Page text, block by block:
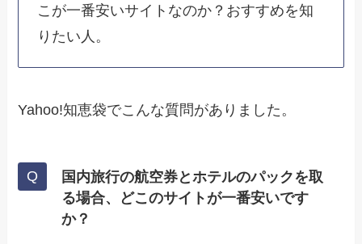
こが一番安いサイトなのか？おすすめを知
りたい人。
Yahoo!知恵袋でこんな質問がありました。
国内旅行の航空券とホテルのパックを取
る場合、どこのサイトが一番安いです
か？